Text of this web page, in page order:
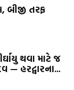
બીજી તરફ
થવા માટે જ
— હરદ્વારના...